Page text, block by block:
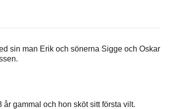
sin man Erik och sönerna Sigge och Oskar
gammal och hon sköt sitt första vilt.